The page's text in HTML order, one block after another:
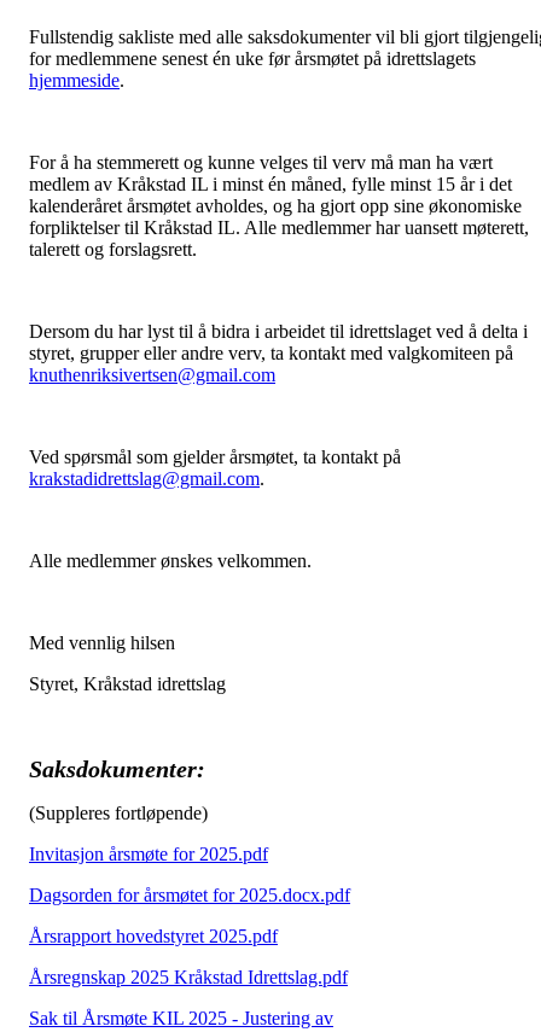
Fullstendig sakliste med alle saksdokumenter vil bli gjort
for medlemmene senest én uke før årsmøtet på idrettslagets
hjemmeside.
For å ha stemmerett og kunne velges til verv må man ha vært
medlem av Kråkstad IL i minst én måned, fylle minst 15 år i det
kalenderåret årsmøtet avholdes, og ha gjort opp sine økonomiske
forpliktelser til Kråkstad IL. Alle medlemmer har uansett møterett,
talerett og forslagsrett.
Dersom du har lyst til å bidra i arbeidet til idrettslaget ved å delta i
styret, grupper eller andre verv, ta kontakt med valgkomiteen på
knuthenriksivertsen@gmail.com
Ved spørsmål som gjelder årsmøtet, ta kontakt på
krakstadidrettslag@gmail.com.
Alle medlemmer ønskes velkommen.
Med vennlig hilsen
Styret, Kråkstad idrettslag
Saksdokumenter:
(Suppleres fortløpende)
Invitasjon årsmøte for 2025.pdf
Dagsorden for årsmøtet for 2025.docx.pdf
Årsrapport hovedstyret 2025.pdf
Årsregnskap 2025 Kråkstad Idrettslag.pdf
Sak til Årsmøte KIL 2025 - Justering av